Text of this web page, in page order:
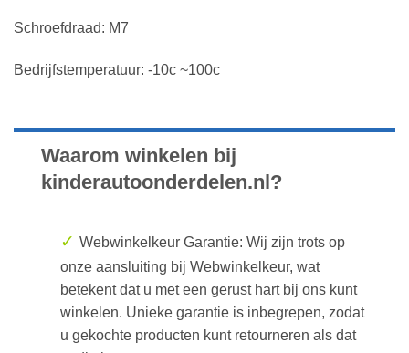
Schroefdraad: M7
Bedrijfstemperatuur: -10c ~100c
Waarom winkelen bij
kinderautoonderdelen.nl?
✓ Webwinkelkeur Garantie: Wij zijn trots op
onze aansluiting bij Webwinkelkeur, wat
betekent dat u met een gerust hart bij ons kunt
winkelen. Unieke garantie is inbegrepen, zodat
u gekochte producten kunt retourneren als dat